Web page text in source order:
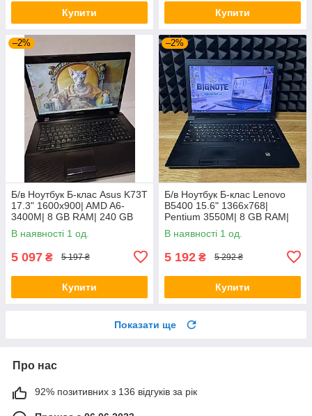
Купити Купити
–2%
Б/в Ноутбук Б-клас Asus K73T
17.3" 1600x900| AMD A6-
3400M| 8 GB RAM| 240 GB
SSD + 500 GB HDD| Radeon
HD 6520G
В наявності 1 од.
5 097 ₴ 5 197 ₴
Купити
–2%
Б/в Ноутбук Б-клас Lenovo
B5400 15.6" 1366x768|
Pentium 3550M| 8 GB RAM|
128 GB SSD| HD
В наявності 1 од.
5 192 ₴ 5 292 ₴
Купити
Показати ще
Про нас
92% позитивних з 136 відгуків за рік